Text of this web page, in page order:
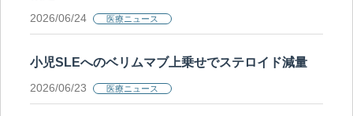
2026/06/24 医療ニュース
小児SLEへのベリムマブ上乗せでステロイド減量
2026/06/23 医療ニュース